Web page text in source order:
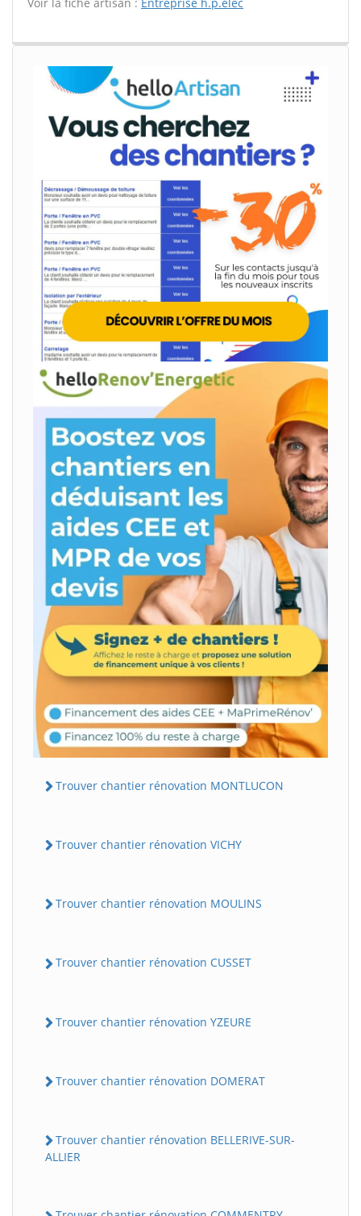
Trouver chantier rénovation MONTLUCON
Trouver chantier rénovation VICHY
Trouver chantier rénovation MOULINS
Trouver chantier rénovation CUSSET
Trouver chantier rénovation YZEURE
Trouver chantier rénovation DOMERAT
Trouver chantier rénovation BELLERIVE-SUR-
ALLIER